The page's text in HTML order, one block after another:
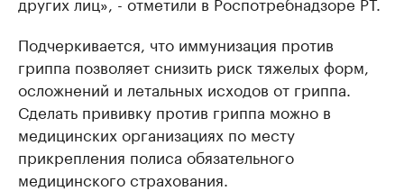
Подчеркивается, что иммунизация против
гриппа позволяет снизить риск тяжелых форм,
осложнений и летальных исходов от гриппа.
Сделать прививку против гриппа можно в
медицинских организациях по месту
прикрепления полиса обязательного
медицинского страхования.